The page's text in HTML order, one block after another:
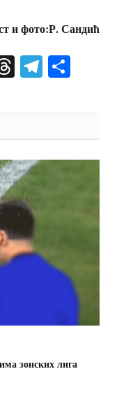
и фото:Р. Сандић
Threads
зонских лига